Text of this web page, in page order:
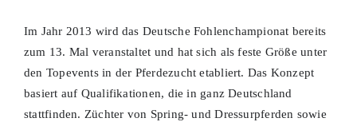
Im Jahr 2013 wird das Deutsche Fohlenchampionat bereits
zum 13. Mal veranstaltet und hat sich als feste Größe unter
den Topevents in der Pferdezucht etabliert. Das Konzept
basiert auf Qualifikationen, die in ganz Deutschland
stattfinden. Züchter von Spring- und Dressurpferden sowie